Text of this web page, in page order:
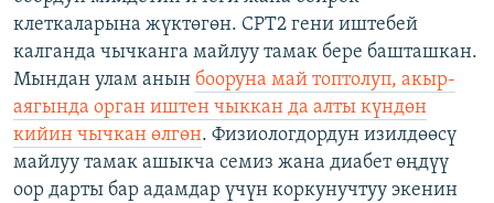
клеткаларына жүктөгөн. СРТ2 гени иштебей
калганда чычканга майлуу тамак бере башташкан.
Мындан улам анын бооруна май топтолуп, акыр-
аягында орган иштен чыккан да алты күндөн
кийин чычкан өлгөн. Физиологдордун изилдөөсү
майлуу тамак ашыкча семиз жана диабет өңдүү
оор дарты бар адамдар үчүн коркунучтуу экенин